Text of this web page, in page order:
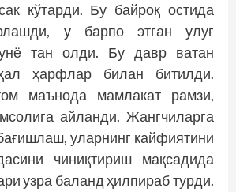
кўтарди. Бу байроқ остида
у барпо этган улуғ
тан олди. Бу давр ватан
ҳарфлар билан битилди.
маънода мамлакат рамзи,
айланди. Жангчиларга
уларнинг кайфиятини
чиниқтириш мақсадида
узра баланд ҳилпираб турди.